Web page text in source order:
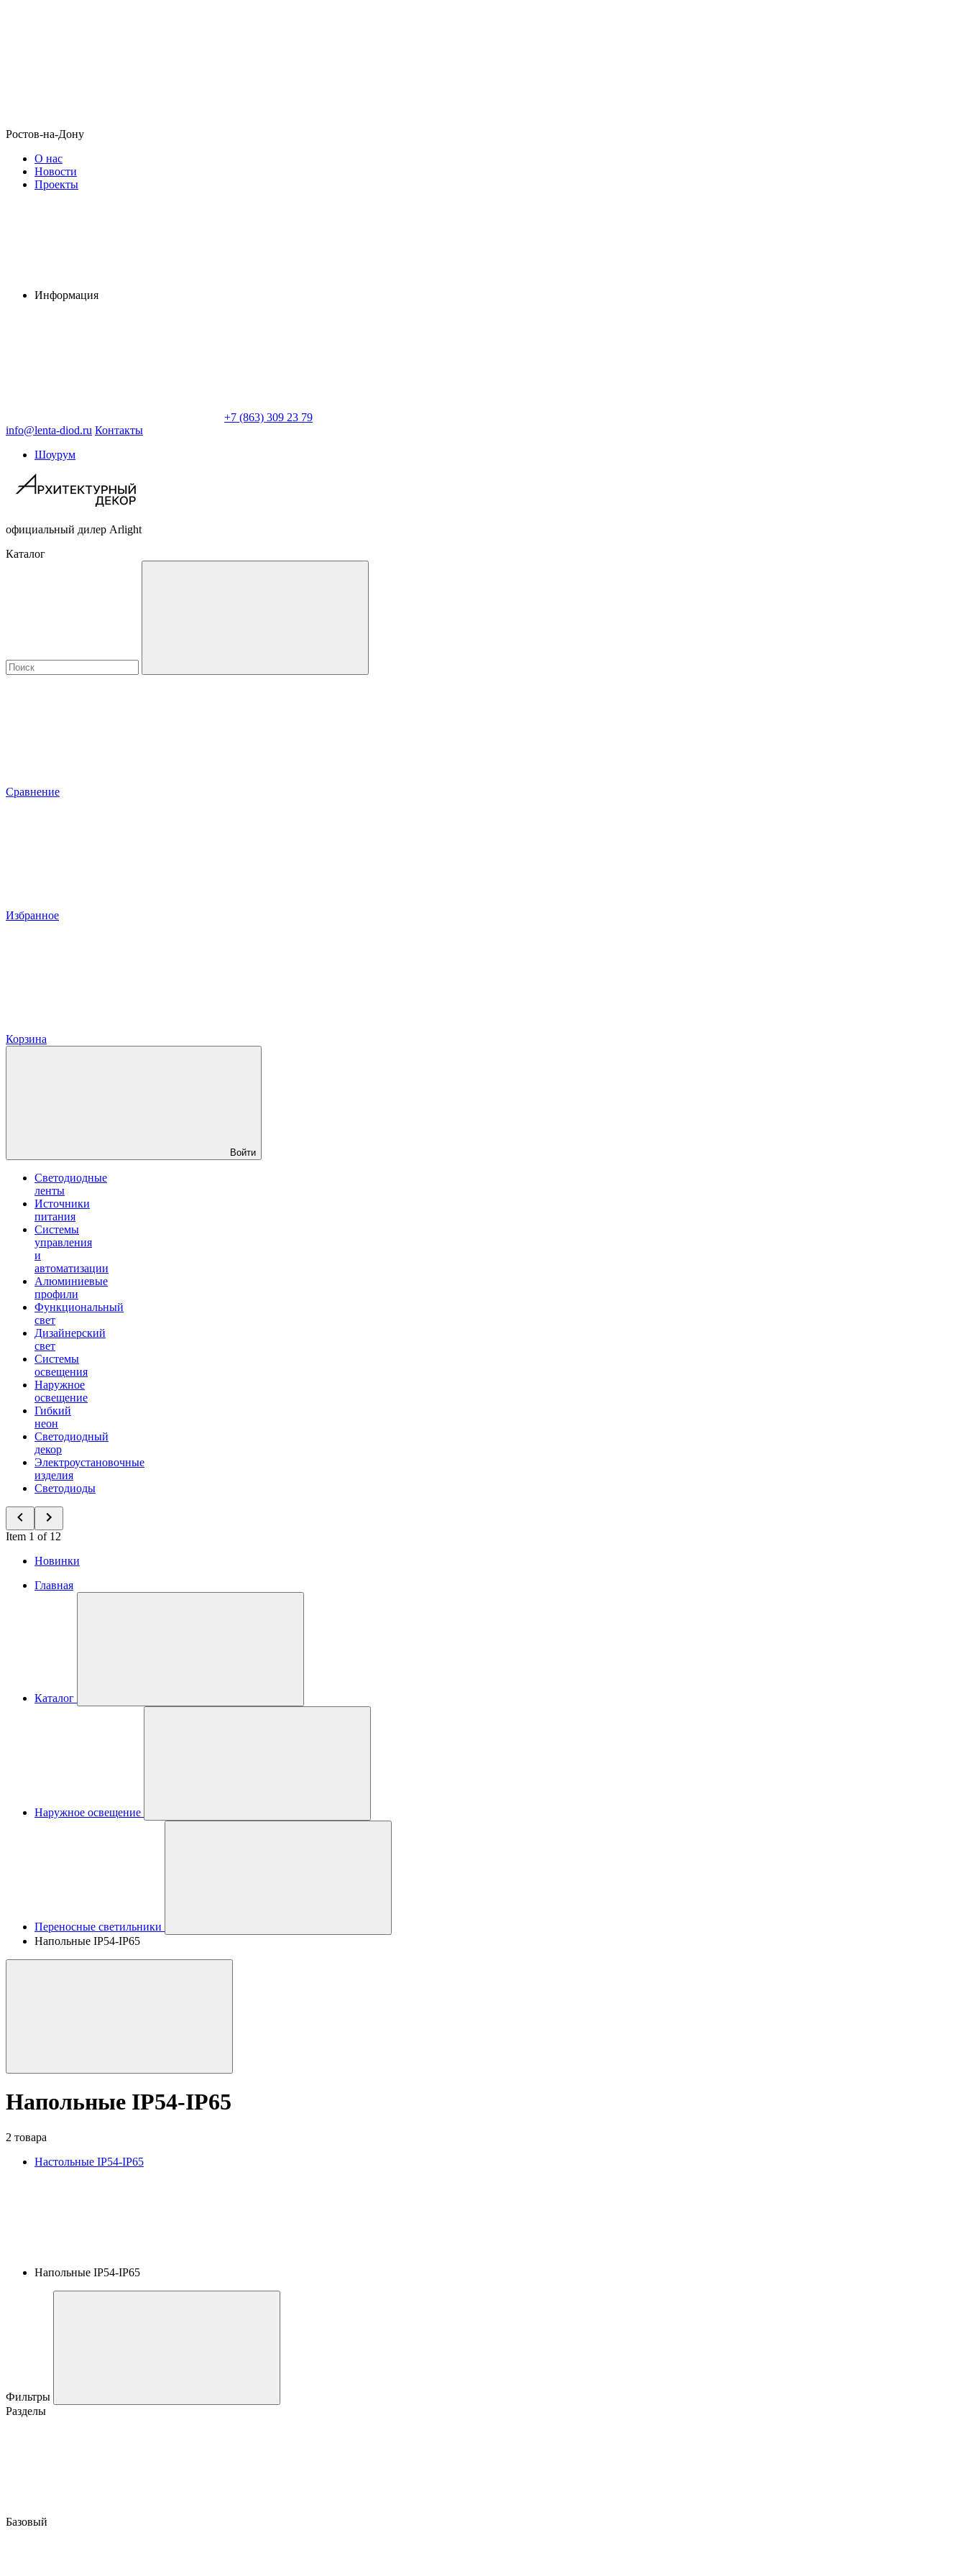
Ростов-на-Дону
О нас
Новости
Проекты
Информация
+7 (863) 309 23 79
info@lenta-diod.ru Контакты
Шоурум
официальный дилер Arlight
Каталог
Сравнение
Избранное
Корзина
Войти
Светодиодные
ленты
Источники
питания
Системы
управления
и
автоматизации
Алюминиевые
профили
Функциональный
свет
Дизайнерский
свет
Системы
освещения
Наружное
освещение
Гибкий
неон
Светодиодный
декор
Электроустановочные
изделия
Светодиоды
Item 1 of 12
Новинки
Главная
Каталог
Наружное освещение
Переносные светильники
Напольные IP54-IP65
Напольные IP54-IP65
2 товара
Настольные IP54-IP65
Напольные IP54-IP65
Фильтры
Разделы
Базовый